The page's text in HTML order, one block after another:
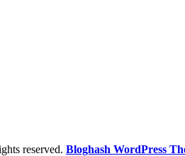
reserved. Bloghash WordPress